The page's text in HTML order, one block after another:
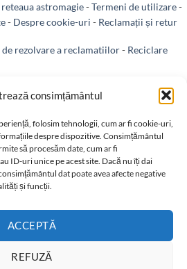
consimțământul
folosim tehnologii, cum ar fi cookie-uri,
despre dispozitive. Consimțământul
să procesăm date, cum ar fi
ID-uri unice pe acest site. Dacă nu îți dai
dat poate avea afecte negative
și funcții.
ACCEPTĂ
REFUZĂ
reteaua astromagie-Termeni de utilizare-
- Despre cookie-uri - Reclamații și retur
rezolvare a reclamatiilor- Reciclare
ansa de pământ, baghete și radiestezie